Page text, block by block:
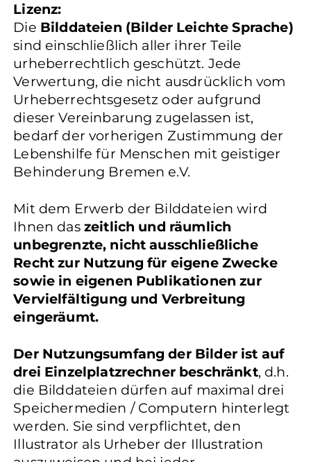
Lizenz:
Die Bilddateien (Bilder Leichte Sprache)
sind einschließlich aller ihrer Teile
urheberrechtlich geschützt. Jede
Verwertung, die nicht ausdrücklich vom
Urheberrechtsgesetz oder aufgrund
dieser Vereinbarung zugelassen ist,
bedarf der vorherigen Zustimmung der
Lebenshilfe für Menschen mit geistiger
Behinderung Bremen e.V.
Mit dem Erwerb der Bilddateien wird
Ihnen das zeitlich und räumlich
unbegrenzte, nicht ausschließliche
Recht zur Nutzung für eigene Zwecke
sowie in eigenen Publikationen zur
Vervielfältigung und Verbreitung
eingeräumt.
Der Nutzungsumfang der Bilder ist auf
drei Einzelplatzrechner beschränkt, d.h.
die Bilddateien dürfen auf maximal drei
Speichermedien / Computern hinterlegt
werden. Sie sind verpflichtet, den
Illustrator als Urheber der Illustration